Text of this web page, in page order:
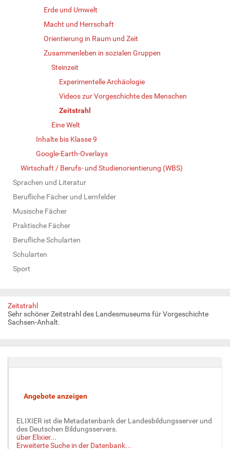
Erde und Umwelt
Macht und Herrschaft
Orientierung in Raum und Zeit
Zusammenleben in sozialen Gruppen
Steinzeit
Experimentelle Archäologie
Videos zur Vorgeschichte des Menschen
Zeitstrahl
Eine Welt
Inhalte bis Klasse 9
Google-Earth-Overlays
Wirtschaft / Berufs- und Studienorientierung (WBS)
Sprachen und Literatur
Berufliche Fächer und Lernfelder
Musische Fächer
Praktische Fächer
Berufliche Schularten
Schularten
Sport
Zeitstrahl
Sehr schöner Zeitstrahl des Landesmuseums für Vorgeschichte
Sachsen-Anhalt.
ELIXIER ist die Metadatenbank der Landesbildungsserver und
des Deutschen Bildungsservers.
über Elixier...
Erweiterte Suche in der Datenbank...